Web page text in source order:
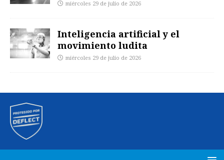
miércoles 29 de julio de 2026
Inteligencia artificial y el
movimiento ludita
miércoles 29 de julio de 2026